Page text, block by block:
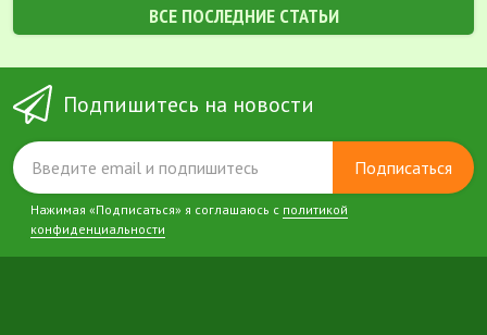
ВСЕ ПОСЛЕДНИЕ СТАТЬИ
Подпишитесь на новости
Подписаться
Нажимая «Подписаться» я соглашаюсь с политикой
конфиденциальности